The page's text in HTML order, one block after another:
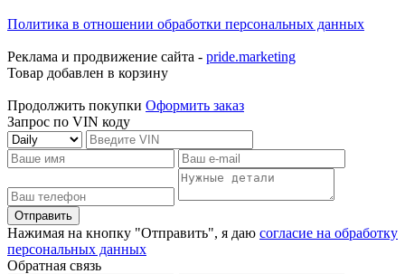
Политика в отношении обработки персональных данных
Реклама и продвижение сайта - pride.marketing
Товар добавлен в корзину
Продолжить покупки Оформить заказ
Запрос по VIN коду
Отправить
Нажимая на кнопку "Отправить", я даю согласие на обработку
персональных данных
Обратная связь